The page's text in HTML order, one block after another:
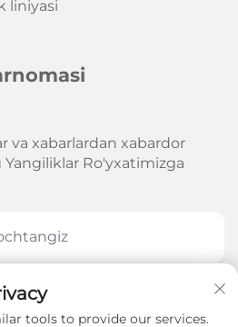
liniyasi
va xabarlardan xabardor
Ro'yxatimizga
BOʻLING
tools to provide our services.